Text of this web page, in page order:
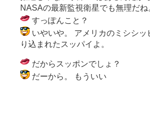
NASAの最新監視衛星でも無理だね
すっぽんこと？
いやいや。 アメリカのミシシ
り込まれたスッパイよ。
だからスッポンでしょ？
だーから。 もういい